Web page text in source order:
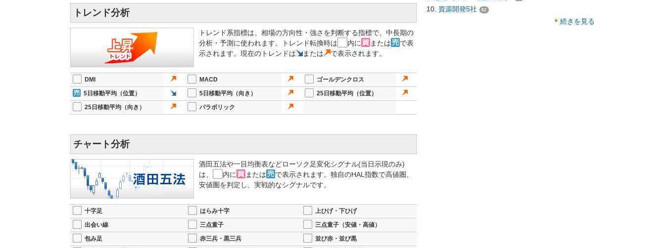
トレンド分析
トレンド系指標は、相場の方向性・強さを判断する指標で、中長期の
分析・予測に使われます。トレンド転換時は
内に または
で表
示されます。現在のトレンドは
または で表示されます。
DMI MACD
ゴールデンクロス
5日移動平均（位置）
5日移動平均（向き）
25日移動平均（位置）
25日移動平均（向き）
パラボリック
チャート分析
酒田五法や一目均衡表などローソク足変化シグナル(当日示現のみ)
は、
内に または
で表示されます。独自のHAL指数で高値圏、
安値圏を判定し、実戦的なシグナルです。
十字足 はらみ十字
上ひげ・下ひげ
出会い線
三点童子
三点童子（安値・高値）
包み足
赤三兵・黒三兵
並び赤・並び黒
資源開発5社 62
続きを見る